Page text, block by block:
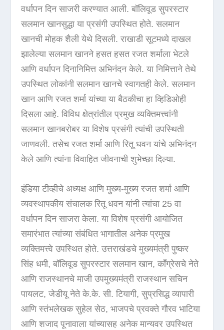
वर्धापन दिन साजरी करण्यात आली. बॉलिवूड सुपरस्टार
सलमान खानसुद्धा या प्रसंगी उपस्थित होते. सलमान
खानची मोहक शैली येथे दिसली. राखाडी सूटमध्ये दाखल
झालेल्या सलमान खानने हसत हसत रजत शर्माला भेटले
आणि वर्धापन दिनानिमित्त अभिनंदन केले. या निमित्ताने तेथे
उपस्थित लोकांनी सलमान खानचे स्वागतही केले. सलमान
खान आणि रजत शर्मा यांच्या या बैठकीचा हा व्हिडिओही
दिसला आहे. विविध क्षेत्रांतील प्रमुख व्यक्तिमत्त्वांनी
सलमान खानबरोबर या विशेष प्रसंगी त्यांची उपस्थिती
जाणवली. तसेच रजत शर्मा आणि रितू धवन यांचे अभिनंदन
केले आणि त्यांना विवाहित जीवनाची शुभेच्छा दिल्या.
इंडिया टीव्हीचे अध्यक्ष आणि मुख्य-मुख्य रजत शर्मा आणि
व्यवस्थापकीय संचालक रितू धवन यांनी त्यांचा 25 वा
वर्धापन दिन साजरा केला. या विशेष प्रसंगी आयोजित
समारंभात त्यांच्या संबंधित भागातील अनेक प्रमुख
व्यक्तिमत्त्वे उपस्थित होते. उत्तराखंडचे मुख्यमंत्री पुष्कर
सिंह धमी, बॉलिवूड सुपरस्टार सलमान खान, कॉंग्रेसचे नेते
आणि राजस्थानचे माजी उपमुख्यमंत्री राजस्थान सचिन
पायलट, जेडीयू नेते के.के. सी. टियागी, सुप्रसिद्ध व्यापारी
आणि स्तंभलेखक सुहेल सेठ, भाजपचे प्रवक्ते गौरव भाटिया
आणि शजाद पूनावाला यांच्यासह अनेक मान्यवर उपस्थित